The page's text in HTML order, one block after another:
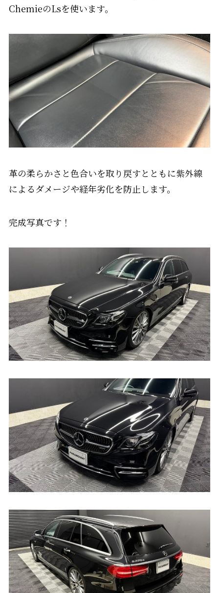
ChemieのLsを使います。
革の柔らかさと色合いを取り戻すとともに紫外線
によるダメージや経年劣化を防止します。
完成写真です！